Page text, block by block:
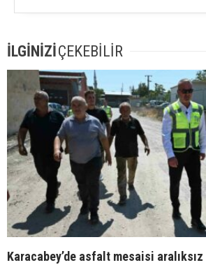
İLGİNİZİÇEKEBİLİR
Karacabey’de asfalt mesaisi